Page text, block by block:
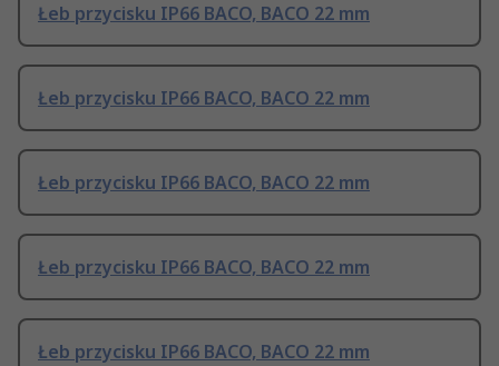
Łeb przycisku IP66 BACO, BACO 22 mm
Łeb przycisku IP66 BACO, BACO 22 mm
Łeb przycisku IP66 BACO, BACO 22 mm
Łeb przycisku IP66 BACO, BACO 22 mm
Łeb przycisku IP66 BACO, BACO 22 mm